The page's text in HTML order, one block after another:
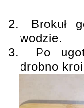
2.
Brokuł
wodzie.
3.
Po
drobno